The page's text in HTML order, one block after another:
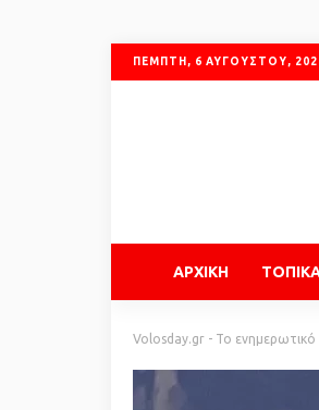
ΠΈΜΠΤΗ, 6 ΑΥΓΟΎΣΤΟΥ,
ΑΡΧΙΚΗ
Volosday.gr - Το ενημερωτικό